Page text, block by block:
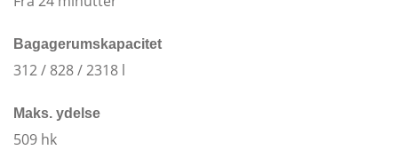
Bagagerumskapacitet
312 / 828 / 2318 l
Maks. ydelse
509 hk